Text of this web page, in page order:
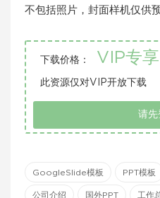
不包括照片，封面样机仅供
下载价格： VIP专享
此资源仅对VIP开放下载
请先
GoogleSlide模板 PPT模板
公司介绍 国外PPT 工作